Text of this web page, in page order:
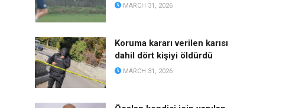
MARCH 31, 2026
Koruma kararı verilen karısı
dahil dört kişiyi öldürdü
MARCH 31, 2026